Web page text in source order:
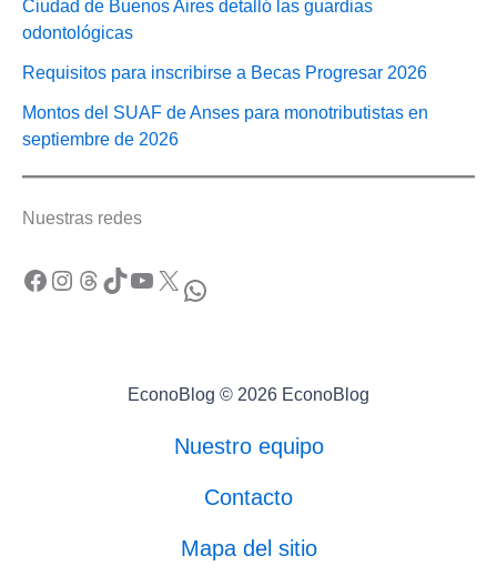
Ciudad de Buenos Aires detalló las guardias
odontológicas
Requisitos para inscribirse a Becas Progresar 2026
Montos del SUAF de Anses para monotributistas en
septiembre de 2026
Nuestras redes
Facebook Instagram Threads TikTok YouTube X WhatsApp
EconoBlog © 2026 EconoBlog
Nuestro equipo
Contacto
Mapa del sitio